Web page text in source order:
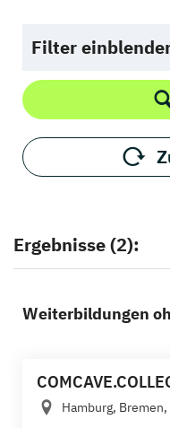
Filter
Ergebnisse (2):
Weiterbildungen
Hamburg,